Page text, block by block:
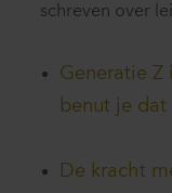
schreven over
Generatie Z
benut je dat
De kracht